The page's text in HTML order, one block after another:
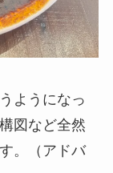
ようになっ
図など全然
。（アドバ